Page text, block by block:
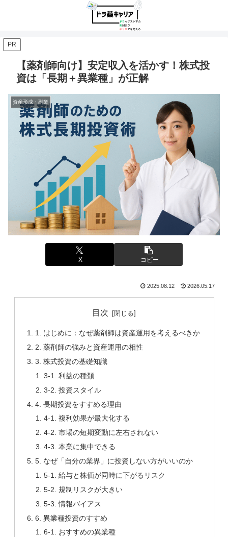
PR
【薬剤師向け】安定収入を活かす！株式投
資は「長期＋異業種」が正解
資産形成・副業
X コピー
2025.08.12 2026.05.17
目次
1. はじめに：なぜ薬剤師は資産運用を考えるべきか
2. 薬剤師の強みと資産運用の相性
3. 株式投資の基礎知識
3-1. 利益の種類
3-2. 投資スタイル
4. 長期投資をすすめる理由
4-1. 複利効果が最大化する
4-2. 市場の短期変動に左右されない
4-3. 本業に集中できる
5. なぜ「自分の業界」に投資しない方がいいのか
5-1. 給与と株価が同時に下がるリスク
5-2. 規制リスクが大きい
5-3. 情報バイアス
6. 異業種投資のすすめ
6-1. おすすめの異業種